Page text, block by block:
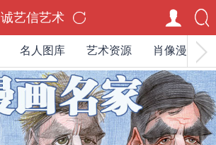
诚艺信艺术
名人图库 艺术资源 肖像漫画家